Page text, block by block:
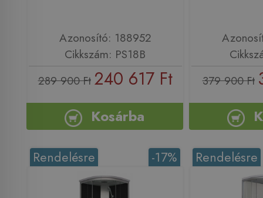
Azonosító: 188952
Cikkszám: PS18B
289 900 Ft 240 617 Ft
Kosárba
379 900 Ft
-17%
Rendelésre Rendelésre